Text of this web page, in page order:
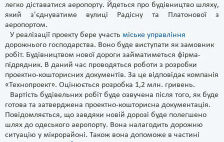
легко діставатися аеропорту. Йдеться про будівництво шляху,
який з'єднуватиме вулиці Радісну та Платонової з
аеропортом.
У реалізації проекту бере участь міське управління
дорожнього господарства. Воно буде виступати як замовник
робіт. Будівництвом нової дороги займатиметься фірма-
підрядник. В даний час проводяться роботи з розробки
проектно-кошторисних документів. За це відповідає компанія
«Технопроект». Оцінюється розробка 1,2 млн. гривень.
Вартість будівельних робіт буде озвучена після того, як буде
готова та затверджена проектно-кошторисна документація.
Повідомляється, що завдяки новій дорозі буде полегшено
шлях до одеського аеропорту. Вона налагодить дорожню
ситуацію у мікрорайоні. Також вона допоможе в частині